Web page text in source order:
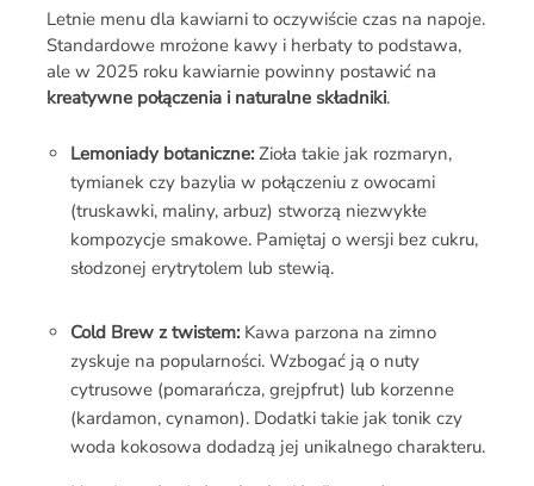
Letnie menu dla kawiarni to oczywiście czas na napoje.
Standardowe mrożone kawy i herbaty to podstawa,
ale w 2025 roku kawiarnie powinny postawić na
kreatywne połączenia i naturalne składniki.
Lemoniady botaniczne:Zioła takie jak rozmaryn,
tymianek czy bazylia w połączeniu z owocami
(truskawki, maliny, arbuz) stworzą niezwykłe
kompozycje smakowe. Pamiętaj o wersji bez cukru,
słodzonej erytrytolem lub stewią.
Cold Brew z twistem:Kawa parzona na zimno
zyskuje na popularności. Wzbogać ją o nuty
cytrusowe (pomarańcza, grejpfrut) lub korzenne
(kardamon, cynamon). Dodatki takie jak tonik czy
woda kokosowa dodadzą jej unikalnego charakteru.